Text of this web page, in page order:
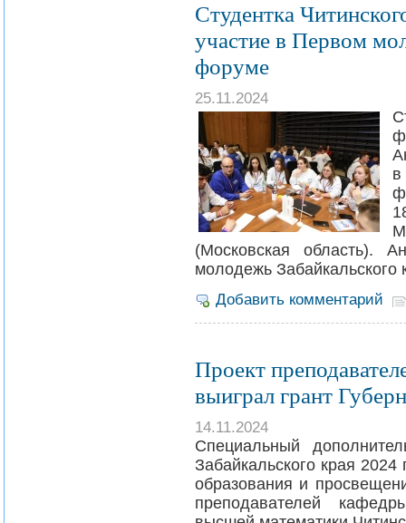
Студентка
участие в Первом
форуме
25.11.2024
в
(Московская область).
молодежь Забайкальского
Добавить комментарий
Проект
выиграл грант
14.11.2024
Специальный
Забайкальского края
образования и
преподавателей